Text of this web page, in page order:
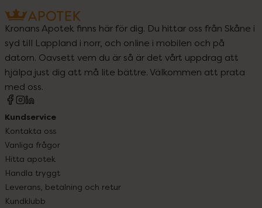
Kronans Apotek finns här för dig. Du hittar oss från Skåne i
syd till Lappland i norr, och online i mobilen och på
datorn. Oavsett vem du är så är det vårt uppdrag att
hjälpa just dig att må lite bättre. Välkommen att prata
med oss.
Kundservice
Kontakta oss
Vanliga frågor
Hitta apotek
Handla tryggt
Leverans, betalning och retur
Kundklubb